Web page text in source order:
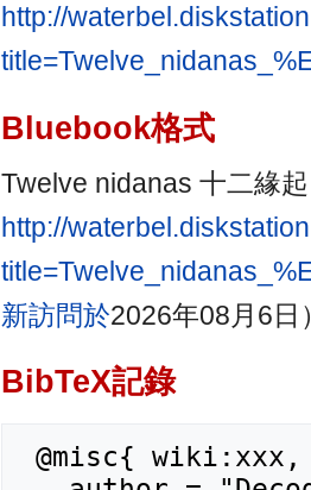
http://
Bluebook格式
Twelve nidanas 十二緣
http://
新訪問於2026年08月6日
BibTeX記錄